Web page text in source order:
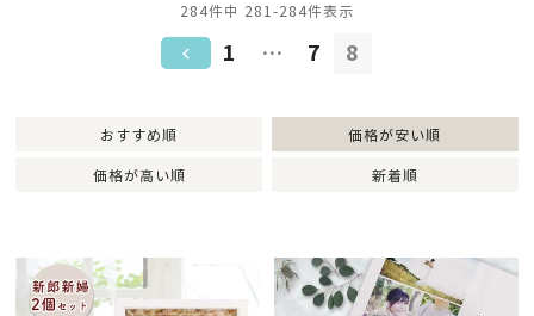
おすすめ順 価格が安い順
価格が高い順 新着順
284件中 281 -284件表示
1 … 7 8